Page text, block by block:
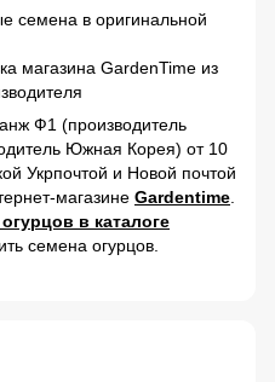
семена в оригинальной
магазина GardenTime из
Ф1 (производитель
Южная Корея) от 10
Укрпочтой и Новой почтой
магазине Gardentime
в каталоге
семена огурцов.